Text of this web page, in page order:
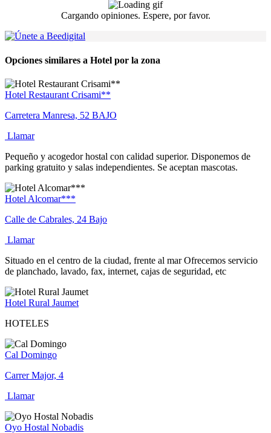
Cargando opiniones. Espere, por favor.
Opciones similares a Hotel por la zona
Hotel Restaurant Crisami**
Carretera Manresa, 52 BAJO
Llamar
Pequeño y acogedor hostal con calidad superior. Disponemos de
parking gratuito y salas independientes. Se aceptan mascotas.
Hotel Alcomar***
Calle de Cabrales, 24 Bajo
Llamar
Situado en el centro de la ciudad, frente al mar Ofrecemos servicio
de planchado, lavado, fax, internet, cajas de seguridad, etc
Hotel Rural Jaumet
HOTELES
Cal Domingo
Carrer Major, 4
Llamar
Oyo Hostal Nobadis